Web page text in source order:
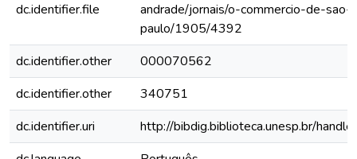
dc.identifier.file
andrade/jornais/o-commercio-de-sao-
paulo/1905/4392
dc.identifier.other
000070562
dc.identifier.other
340751
dc.identifier.uri
http://bibdig.biblioteca.unesp.br/